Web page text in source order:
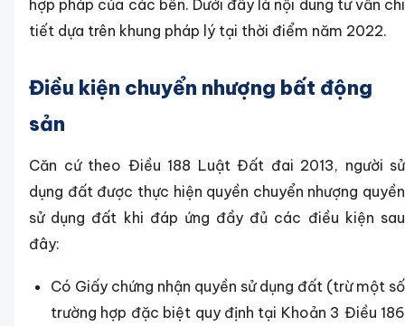
hợp pháp của các bên. Dưới đây là nội dung tư vấn chi
tiết dựa trên khung pháp lý tại thời điểm năm 2022.
Điều kiện chuyển nhượng bất động
sản
Căn cứ theo Điều 188 Luật Đất đai 2013, người sử
dụng đất được thực hiện quyền chuyển nhượng quyền
sử dụng đất khi đáp ứng đầy đủ các điều kiện sau
đây:
Có Giấy chứng nhận quyền sử dụng đất (trừ một số
trường hợp đặc biệt quy định tại Khoản 3 Điều 186